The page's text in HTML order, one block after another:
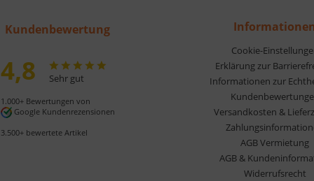
Kundenbewertung
4,8 Sehr gut
1.000+ Bewertungen von
Google Kundenrezensionen
3.500+ bewertete Artikel
Informationen
Cookie-
Erklärung zur
Informationen zur
Versandkosten &
AGB Vermietung
AGB &
Widerrufsrecht